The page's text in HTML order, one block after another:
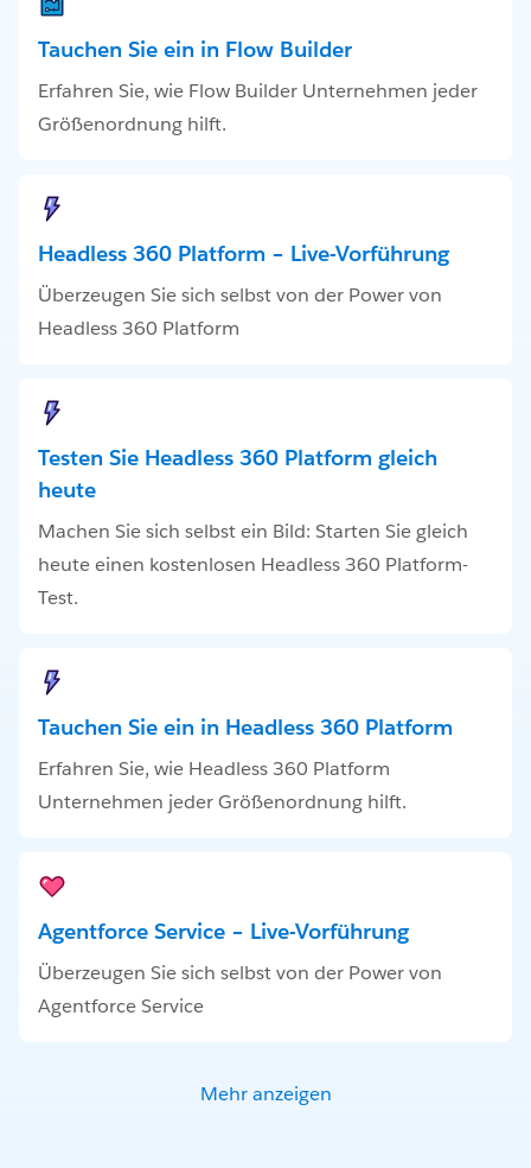
Tauchen Sie ein in Flow Builder
Erfahren Sie, wie Flow Builder Unternehmen jeder
Größenordnung hilft.
Headless 360 Platform – Live-Vorführung
Überzeugen Sie sich selbst von der Power von
Headless 360 Platform
Testen Sie Headless 360 Platform gleich
heute
Machen Sie sich selbst ein Bild: Starten Sie gleich
heute einen kostenlosen Headless 360 Platform-
Test.
Tauchen Sie ein in Headless 360 Platform
Erfahren Sie, wie Headless 360 Platform
Unternehmen jeder Größenordnung hilft.
Agentforce Service – Live-Vorführung
Überzeugen Sie sich selbst von der Power von
Agentforce Service
Mehr anzeigen